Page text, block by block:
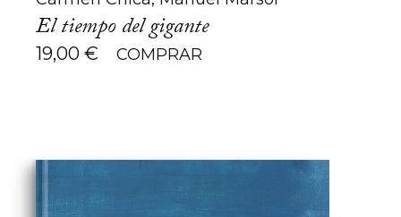
El tiempo del gigante
19,00 € COMPRAR